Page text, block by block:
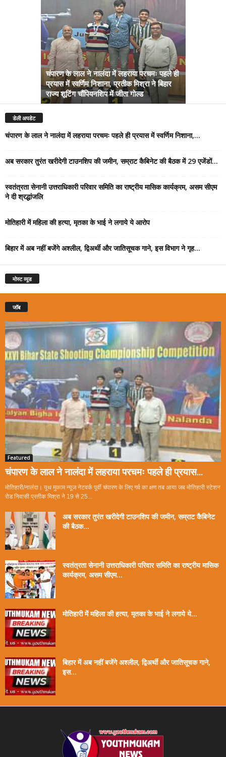
चंपारण के लाल ने नालंदा में लहराया परचमः पहले ही
प्रयास में स्वर्णिम निशाना, प्रतीक मिश्रा ने बिहार
राज्य शूटिंग चौंपियनशिप में जीता गोल्ड
डेली अपडेट
चंपारण के लाल ने नालंदा में लहराया परचमः पहले ही प्रयास में स्वर्णिम निशाना,...
अब सरकार तुरंत खरीदेगी टाउनशिप की जमीन, सम्राट कैबिनेट की बैठक में 29 एजेंडों...
स्वतंत्रता सेनानी उत्तराधिकारी परिवार समिति का राष्ट्रीय मासिक कार्यक्रम, असम सीएम
ने दी श्रद्धांजलि
मोतिहारी में महिला की हत्या, मृतका के भाई ने लगाये ये आरोप
बिहार में अब नहीं बजेंगे अश्लील, द्विअर्थी और जातिसूचक गाने, इस विभाग ने गृह...
मोस्ट व्यूड
जॉब
Featured
चंपारण के लाल ने नालंदा में लहराया परचमः पहले ही प्रयास...
मोतिहारी/नालंदा। यूथ मुकाम न्यूज नेटवर्क पूर्वी चंपारण के लिए गर्व का क्षण तब आया जब मोतिहारी स्टेशन
रोड निवासी प्रतीक मिश्रा ने 19 से 25...
अब सरकार तुरंत खरीदेगी टाउनशिप की जमीन, सम्राट कैबिनेट
की बैठक...
स्वतंत्रता सेनानी उत्तराधिकारी परिवार समिति का राष्ट्रीय मासिक
कार्यक्रम, असम सीएम...
मोतिहारी में महिला की हत्या, मृतका के भाई ने लगाये ये...
बिहार में अब नहीं बजेंगे अश्लील, द्विअर्थी और जातिसूचक गाने,
इस...